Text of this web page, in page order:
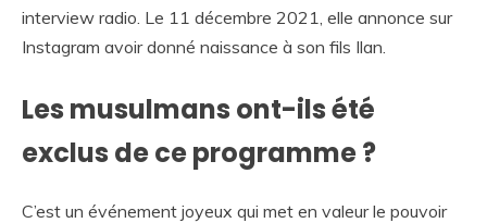
interview radio. Le 11 décembre 2021, elle annonce sur
Instagram avoir donné naissance à son fils Ilan.
Les musulmans ont-ils été
exclus de ce programme ?
C’est un événement joyeux qui met en valeur le pouvoir